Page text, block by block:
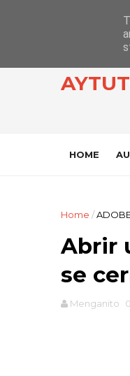
HOME
Home /
Abrir
se
Menganito